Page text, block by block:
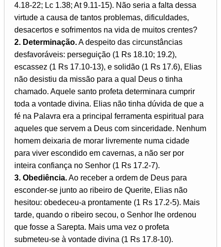
4.18-22; Lc 1.38; At 9.11-15). Não seria a falta dessa
virtude a causa de tantos problemas, dificuldades,
desacertos e sofrimentos na vida de muitos crentes?
2. Determinação.A despeito das circunstâncias
desfavoráveis: perseguição (1 Rs 18.10; 19.2),
escassez (1 Rs 17.10-13), e solidão (1 Rs 17.6), Elias
não desistiu da missão para a qual Deus o tinha
chamado. Aquele santo profeta determinara cumprir
toda a vontade divina. Elias não tinha dúvida de que a
fé na Palavra era a principal ferramenta espiritual para
aqueles que servem a Deus com sinceridade. Nenhum
homem deixaria de morar livremente numa cidade
para viver escondido em cavernas, a não ser por
inteira confiança no Senhor (1 Rs 17.2-7).
3. Obediência.Ao receber a ordem de Deus para
esconder-se junto ao ribeiro de Querite, Elias não
hesitou: obedeceu-a prontamente (1 Rs 17.2-5). Mais
tarde, quando o ribeiro secou, o Senhor lhe ordenou
que fosse a Sarepta. Mais uma vez o profeta
submeteu-se à vontade divina (1 Rs 17.8-10).